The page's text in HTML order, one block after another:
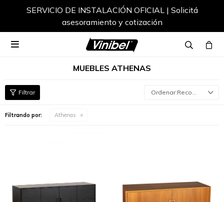
SERVICIO DE INSTALACIÓN OFICIAL | Solicitá
asesoramiento y cotización

MUEBLES ATHENAS
Recomendados
Filtrando por: Athenas